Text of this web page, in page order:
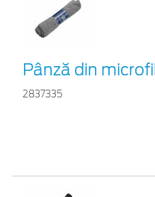
Pânză din
2837335